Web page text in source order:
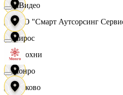
ООО "Смарт Аутсорсинг
Отдохни
Очаково
МВидео
Мирос
Монро